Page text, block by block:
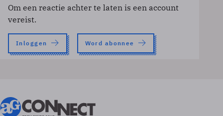
Om een reactie achter te laten is een account
vereist.
Inloggen Word abonnee